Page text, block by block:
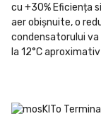
cu +30% Eficiența
aer obișnuite, o
condensatorului va
la 12°C